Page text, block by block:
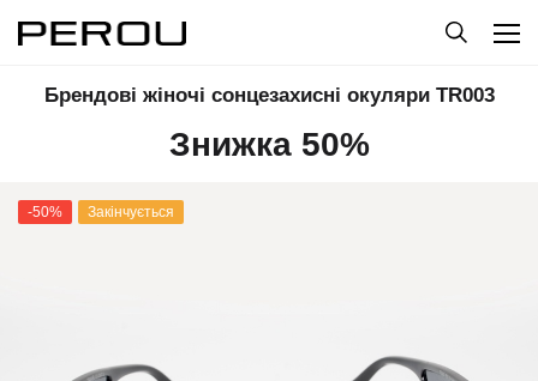
Брендові жіночі сонцезахисні окуляри ТR003
Знижка 50%
-50% Закінчується